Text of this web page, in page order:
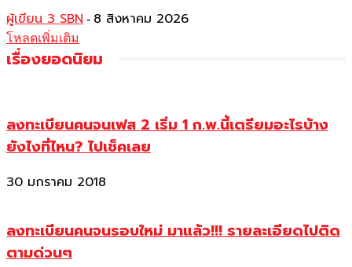
ผู้เขียน 3 SBN - 8 สิงหาคม 2026
โหลดเพิ่มเติม
เรื่องยอดนิยม
ลงทะเบียนคนจนเฟส 2 เริ่ม 1 ก.พ.นี้เตรียมอะไรบ้าง
ยังไงที่ไหน? ไปเช็คเลย
30 มกราคม 2018
ลงทะเบียนคนจนรอบใหม่ มาแล้ว!!! รายละเอียดไปติด
ตามด่วนๆ